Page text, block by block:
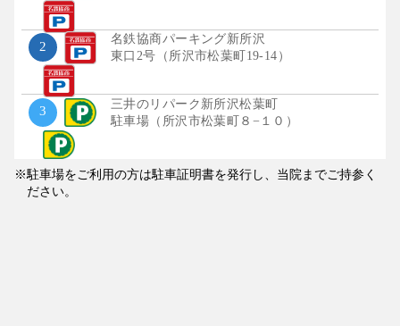
2
名鉄協商パーキング新所沢
東口2号（所沢市松葉町19-14）
3
三井のリパーク新所沢松葉町
駐車場（所沢市松葉町８−１０）
駐車場をご利用の方は駐車証明書を発行し、当院までご持参く
ださい。